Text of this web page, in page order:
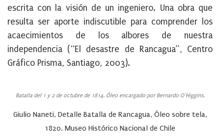
escrita con la visión de un ingeniero. Una obra que
resulta ser aporte indiscutible para comprender los
acaecimientos de los albores de nuestra
independencia (“El desastre de Rancagua”, Centro
Gráfico Prisma, Santiago, 2003).
Batalla del 1 y 2 de octubre de 1814. Óleo encargado por Bernardo O’Higgins.
Giulio Naneti, Detalle Batalla de Rancagua, Óleo sobre tela,
1820. Museo Histórico Nacional de Chile